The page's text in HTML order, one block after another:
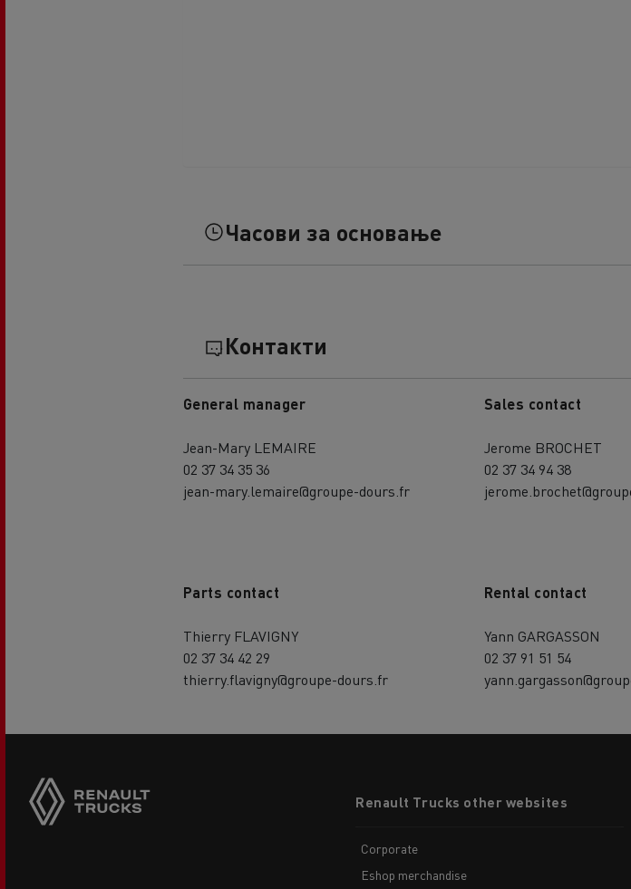
Часови за основање
Контакти
General manager
Jean-Mary LEMAIRE
02 37 34 35 36
jean-mary.lemaire@groupe-dours.fr
Sales contact
Jerome BROCHET
02 37 34 94 38
Parts contact
Thierry FLAVIGNY
02 37 34 42 29
thierry.flavigny@groupe-dours.fr
Rental contact
Yann GARGASSON
02 37 91 51 54
menuRenault Trucks other websites
Corporate
Eshop merchandise